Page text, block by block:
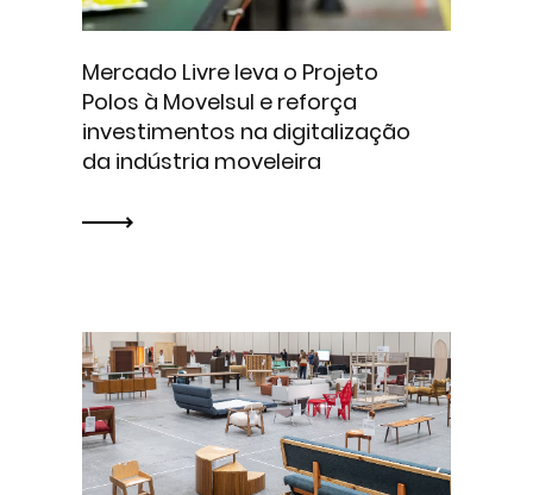
Mercado Livre leva o Projeto
Polos à Movelsul e reforça
investimentos na digitalização
da indústria moveleira